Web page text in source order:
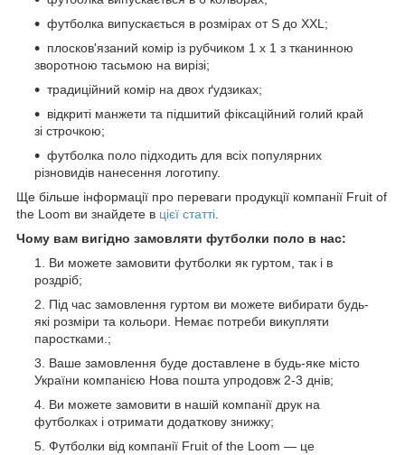
футболка випускається в розмірах от S до XXL;
плосков'язаний комір із рубчиком 1 x 1 з тканинною
зворотною тасьмою на вирізі;
традиційний комір на двох ґудзиках;
відкриті манжети та підшитий фіксаційний голий край
зі строчкою;
футболка поло підходить для всіх популярних
різновидів нанесення логотипу.
Ще більше інформації про переваги продукції компанії Fruit of
the Loom ви знайдете в цієї статті
Чому вам вигідно замовляти футболки поло в нас:
Ви можете замовити футболки як гуртом, так і в
роздріб;
Під час замовлення гуртом ви можете вибирати будь-
які розміри та кольори. Немає потреби викупляти
паростками.;
Ваше замовлення буде доставлене в будь-яке місто
України компанією Нова пошта упродовж 2-3 днів;
Ви можете замовити в нашій компанії друк на
футболках і отримати додаткову знижку;
Футболки від компанії Fruit of the Loom — це